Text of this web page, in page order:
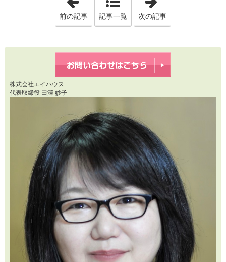
前の記事 記事一覧 次の記事
株式会社エイハウス
代表取締役 田澤 妙子